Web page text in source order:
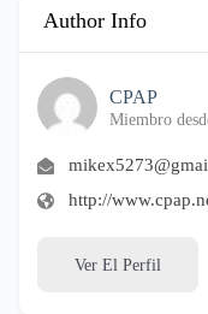
Author Info
CPAP
Miembro
http://
Ver El Perfil